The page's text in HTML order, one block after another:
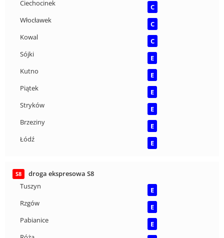
Ciechocinek
C
Włocławek
C
Kowal
C
Sójki
E
Kutno
E
Piątek
E
Stryków
E
Brzeziny
E
Łódź
E
S8
droga ekspresowa S8
Tuszyn
E
Rzgów
E
Pabianice
E